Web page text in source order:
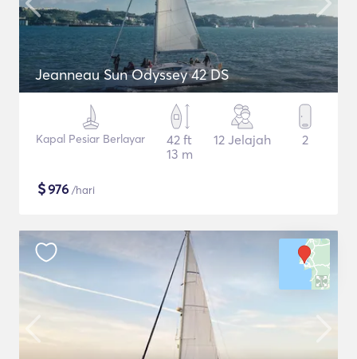
Jeanneau Sun Odyssey 42 DS
Kapal Pesiar Berlayar
42 ft
13 m
12 Jelajah 2
$976 /hari